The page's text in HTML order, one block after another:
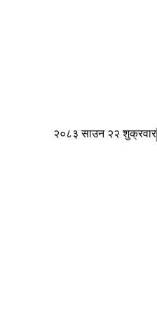
२०८३ साउन २२ शुक्रवार